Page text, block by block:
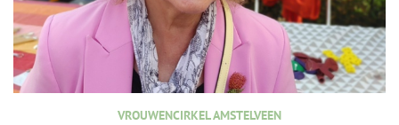
VROUWENCIRKEL AMSTELVEEN